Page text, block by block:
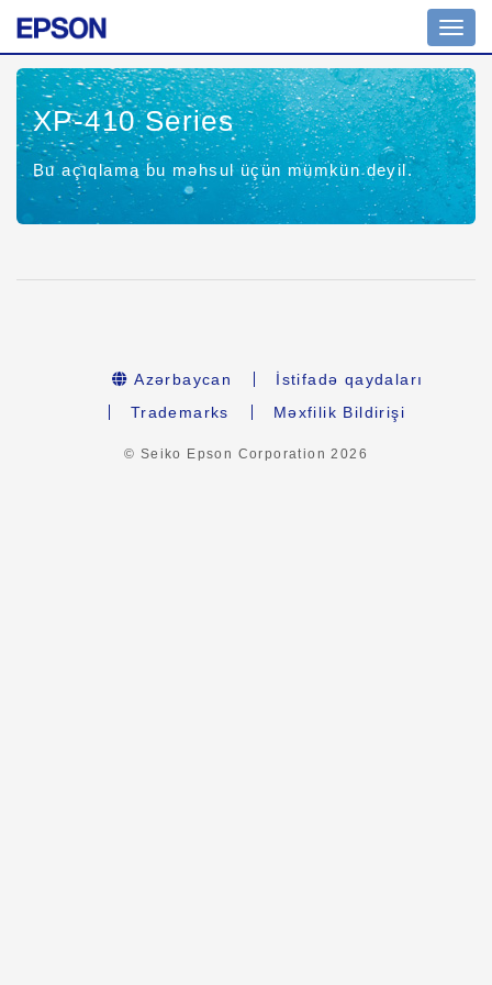
keç
XP-410 Series
Bu açıqlama bu məhsul üçün mümkün deyil.
Azərbaycan
İstifadə qaydaları
Trademarks
Məxfilik Bildirişi
© Seiko Epson Corporation2026